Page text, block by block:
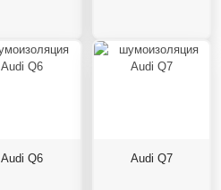
Audi Q6 Audi Q7